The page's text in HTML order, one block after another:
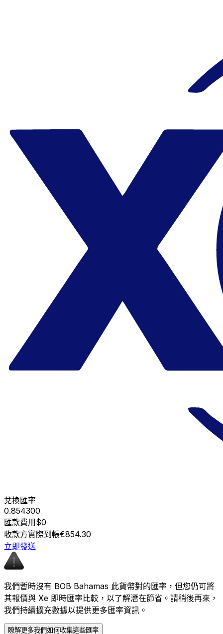
兌換匯率
0.854300
匯款費用$0
收款方實際到帳€854.30
立即發送
我們暫時沒有 BOB Bahamas 此貨幣對的匯率，但您仍可將
其報價與 Xe 即時匯率比較，以了解潛在節省。請稍後再來，
我們持續擴充數據以提供更多匯率資訊。
瞭解更多我們如何收集這些匯率